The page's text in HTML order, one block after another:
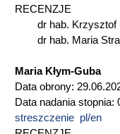
RECENZJE
dr hab. Krzysztof
dr hab. Maria
Maria Kłym-Guba
Data obrony:
Data nadania stopnia:
streszczenie pl/en